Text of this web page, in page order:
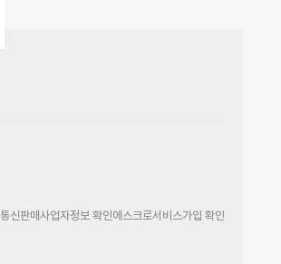
통신판매사업자정보 확인에스크로서비스가입 확인